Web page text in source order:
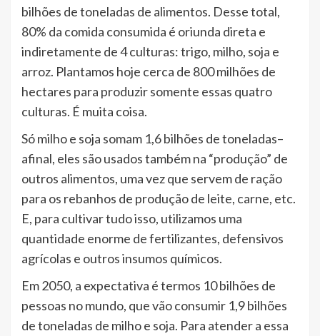
bilhões de toneladas de alimentos. Desse total,
80% da comida consumida é oriunda direta e
indiretamente de 4 culturas: trigo, milho, soja e
arroz. Plantamos hoje cerca de 800 milhões de
hectares para produzir somente essas quatro
culturas. É muita coisa.
Só milho e soja somam 1,6 bilhões de toneladas–
afinal, eles são usados também na “produção” de
outros alimentos, uma vez que servem de ração
para os rebanhos de produção de leite, carne, etc.
E, para cultivar tudo isso, utilizamos uma
quantidade enorme de fertilizantes, defensivos
agrícolas e outros insumos químicos.
Em 2050, a expectativa é termos 10 bilhões de
pessoas no mundo, que vão consumir 1,9 bilhões
de toneladas de milho e soja. Para atender a essa